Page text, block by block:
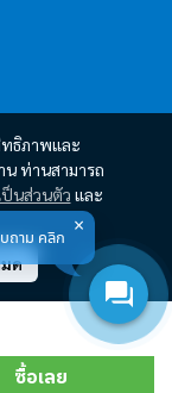
ซื้อเลย
ทธิภาพและ
น ท่านสามารถ
ป็นส่วนตัว และ
ด
Ltd., 2026. All
ถาม คลิก